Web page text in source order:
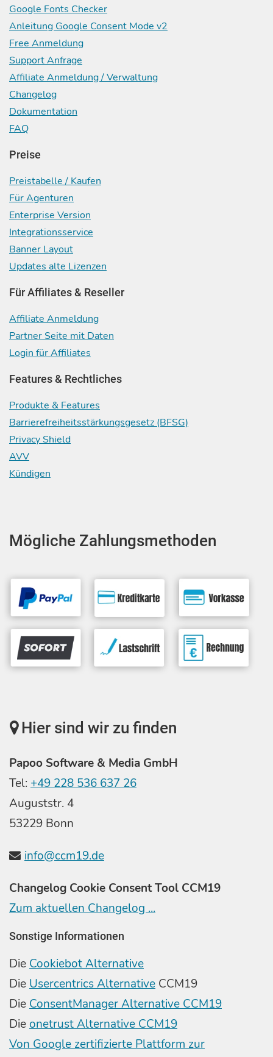
Google Fonts Checker
Anleitung Google Consent Mode v2
Free Anmeldung
Support Anfrage
Affiliate Anmeldung / Verwaltung
Changelog
Dokumentation
FAQ
Preise
Preistabelle / Kaufen
Für Agenturen
Enterprise Version
Integrationsservice
Banner Layout
Updates alte Lizenzen
Für Affiliates & Reseller
Affiliate Anmeldung
Partner Seite mit Daten
Login für Affiliates
Features & Rechtliches
Produkte & Features
Barrierefreiheitsstärkungsgesetz (BFSG)
Privacy Shield
AVV
Kündigen
Mögliche Zahlungsmethoden
Hier sind wir zu finden
Papoo Software & Media GmbH
Tel: +49 228 536 637 26
Auguststr. 4
53229 Bonn
info@ccm19.de
Changelog Cookie Consent Tool CCM19
Zum aktuellen Changelog ...
Sonstige Informationen
Die Cookiebot Alternative
Die Usercentrics Alternative CCM19
Die ConsentManager Alternative CCM19
Die onetrust Alternative CCM19
Von Google zertifizierte Plattform zur